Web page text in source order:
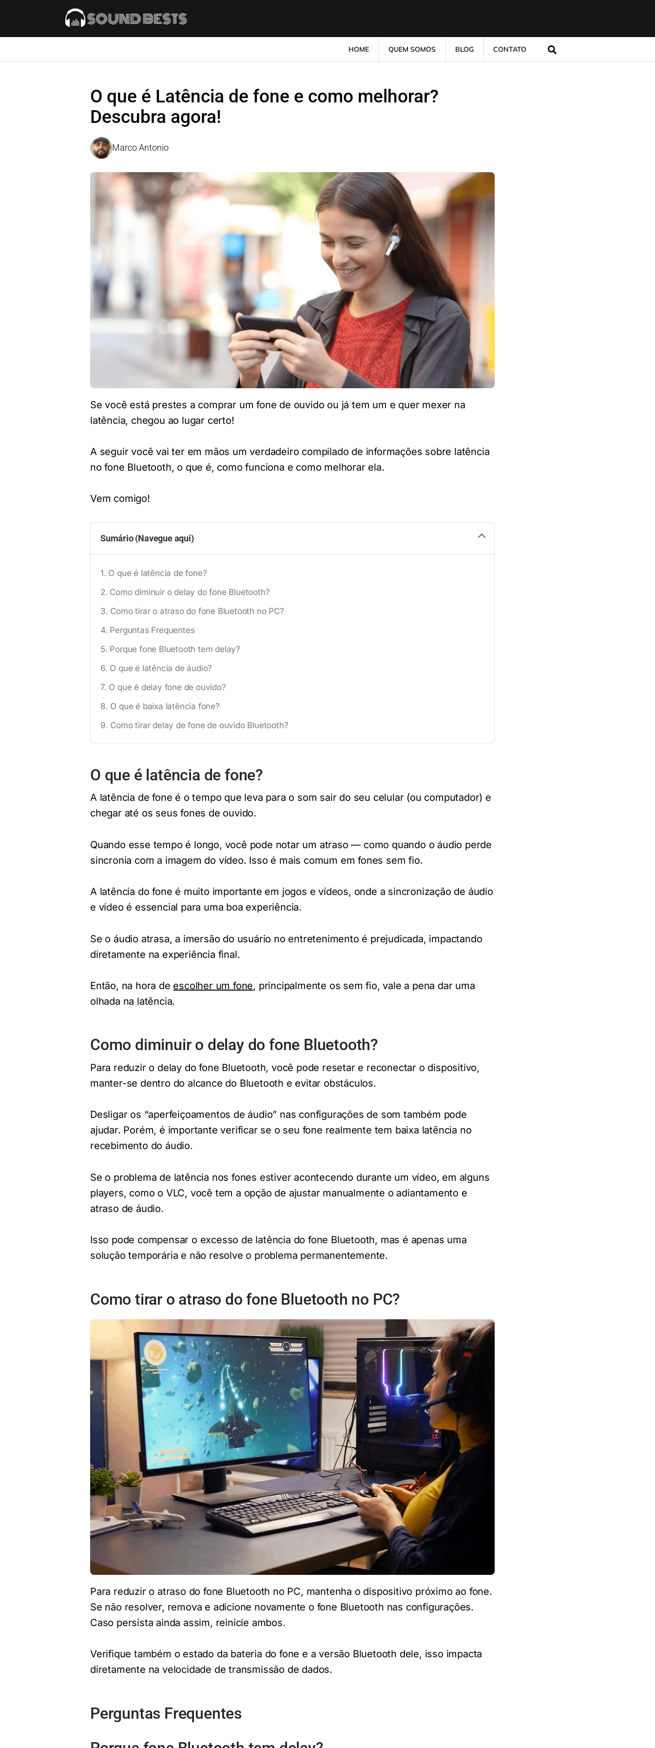
HOME QUEM SOMOS BLOG CONTATO
O que é Latência de fone e como melhorar?
Descubra agora!
Marco Antonio
Se você está prestes a comprar um fone de ouvido ou já tem um e quer mexer na
latência, chegou ao lugar certo!
A seguir você vai ter em mãos um verdadeiro compilado de informações sobre latência
no fone Bluetooth, o que é, como funciona e como melhorar ela.
Vem comigo!
Sumário (Navegue aqui)
O que é latência de fone?
Como diminuir o delay do fone Bluetooth?
Como tirar o atraso do fone Bluetooth no PC?
Perguntas Frequentes
Porque fone Bluetooth tem delay?
O que é latência de áudio?
O que é delay fone de ouvido?
O que é baixa latência fone?
Como tirar delay de fone de ouvido Bluetooth?
O que é latência de fone?
A latência de fone é o tempo que leva para o som sair do seu celular (ou computador) e
chegar até os seus fones de ouvido.
Quando esse tempo é longo, você pode notar um atraso — como quando o áudio perde
sincronia com a imagem do vídeo. Isso é mais comum em fones sem fio.
A latência do fone é muito importante em jogos e vídeos, onde a sincronização de áudio
e vídeo é essencial para uma boa experiência.
Se o áudio atrasa, a imersão do usuário no entretenimento é prejudicada, impactando
diretamente na experiência final.
Então, na hora de escolher um fone, principalmente os sem fio, vale a pena dar uma
olhada na latência.
Como diminuir o delay do fone Bluetooth?
Para reduzir o delay do fone Bluetooth, você pode resetar e reconectar o dispositivo,
manter-se dentro do alcance do Bluetooth e evitar obstáculos.
Desligar os “aperfeiçoamentos de áudio” nas configurações de som também pode
ajudar. Porém, é importante verificar se o seu fone realmente tem baixa latência no
recebimento do áudio.
Se o problema de latência nos fones estiver acontecendo durante um vídeo, em alguns
players, como o VLC, você tem a opção de ajustar manualmente o adiantamento e
atraso de áudio.
Isso pode compensar o excesso de latência do fone Bluetooth, mas é apenas uma
solução temporária e não resolve o problema permanentemente.
Como tirar o atraso do fone Bluetooth no PC?
Para reduzir o atraso do fone Bluetooth no PC, mantenha o dispositivo próximo ao fone.
Se não resolver, remova e adicione novamente o fone Bluetooth nas configurações.
Caso persista ainda assim, reinicie ambos.
Verifique também o estado da bateria do fone e a versão Bluetooth dele, isso impacta
diretamente na velocidade de transmissão de dados.
Perguntas Frequentes